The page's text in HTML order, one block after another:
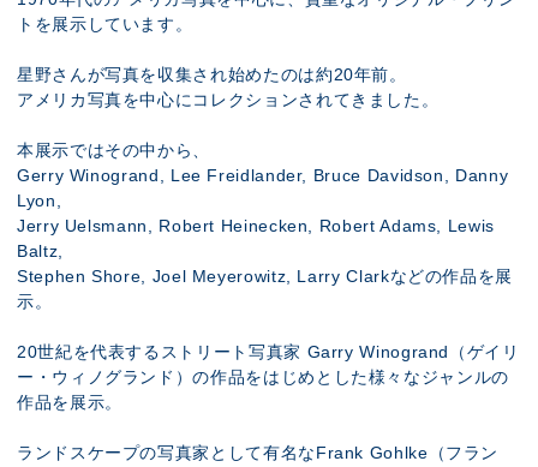
トを展示しています。
星野さんが写真を収集され始めたのは約20年前。
アメリカ写真を中心にコレクションされてきました。
本展示ではその中から、
Gerry Winogrand, Lee Freidlander, Bruce Davidson, Danny
Lyon,
Jerry Uelsmann, Robert Heinecken, Robert Adams, Lewis
Baltz,
Stephen Shore, Joel Meyerowitz, Larry Clarkなどの作品を展
示。
20世紀を代表するストリート写真家 Garry Winogrand（ゲイリ
ー・ウィノグランド）の作品をはじめとした様々なジャンルの
作品を展示。
ランドスケープの写真家として有名なFrank Gohlke（フラン